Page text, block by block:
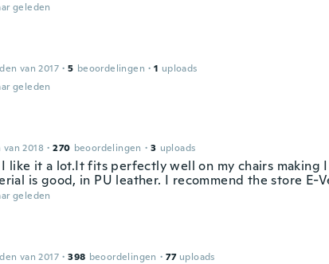
geleden
van 2017 · 5 beoordelingen · 1 uploads
geleden
2018 · 270 beoordelingen · 3 uploads
like it a lot.It fits perfectly well on my chairs making
is good, in PU leather. I recommend the store E-
geleden
van 2017 · 398 beoordelingen · 77 uploads